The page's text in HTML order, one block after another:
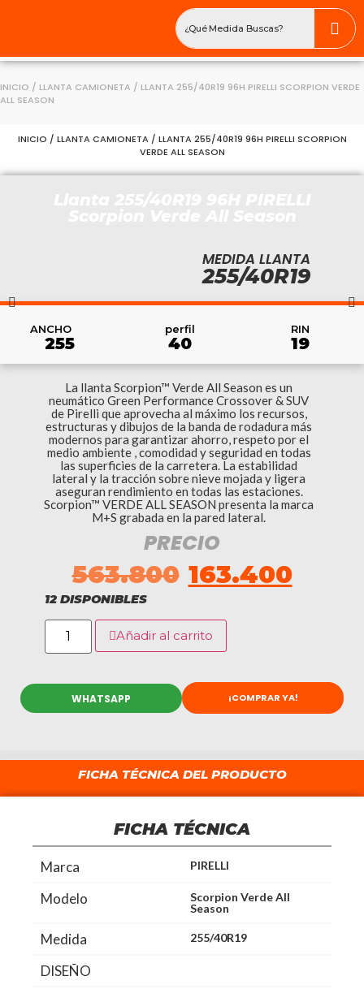
INICIO / LLANTA CAMIONETA / LLANTA 255/40R19 96H PIRELLI SCORPION VERDE
ALL SEASON
INICIO / LLANTA CAMIONETA / LLANTA 255/40R19 96H PIRELLI SCORPION
VERDE ALL SEASON
MEDIDA LLANTA
255/40R19
ANCHO
255
perfil
40
RIN
19
La llanta Scorpion™ Verde All Season es un
neumático Green Performance Crossover & SUV
de Pirelli que aprovecha al máximo los recursos,
estructuras y dibujos de la banda de rodadura más
modernos para garantizar ahorro, respeto por el
medio ambiente , comodidad y seguridad en todas
las superficies de la carretera. La estabilidad
lateral y la tracción sobre nieve mojada y ligera
aseguran rendimiento en todas las estaciones.
Scorpion™ VERDE ALL SEASON presenta la marca
M+S grabada en la pared lateral.
PRECIO
563.800 163.400
12 DISPONIBLES
Añadir al carrito
WHATSAPP ¡COMPRAR YA!
FICHA TÉCNICA DEL PRODUCTO
FICHA TÉCNICA
Marca PIRELLI
Modelo
Scorpion Verde All
Season
Medida 255/40R19
DISEÑO